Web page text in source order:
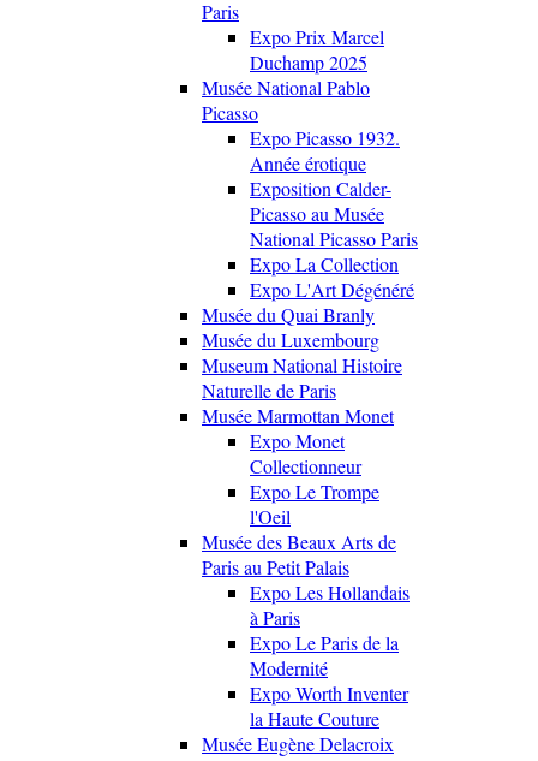
Paris
Expo Prix Marcel
Duchamp 2025
Musée National Pablo
Picasso
Expo Picasso 1932.
Année érotique
Exposition Calder-
Picasso au Musée
National Picasso Paris
Expo La Collection
Expo L'Art Dégénéré
Musée du Quai Branly
Musée du Luxembourg
Museum National Histoire
Naturelle de Paris
Musée Marmottan Monet
Expo Monet
Collectionneur
Expo Le Trompe
l'Oeil
Musée des Beaux Arts de
Paris au Petit Palais
Expo Les Hollandais
à Paris
Expo Le Paris de la
Modernité
Expo Worth Inventer
la Haute Couture
Musée Eugène Delacroix